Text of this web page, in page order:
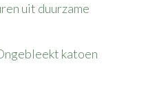
katoen